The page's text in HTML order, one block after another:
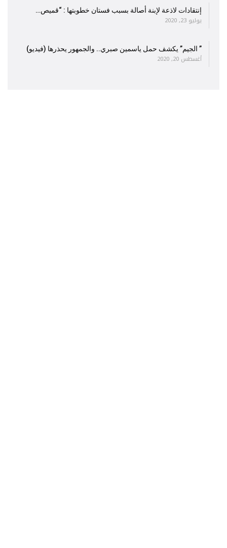
إنتقادات لاذعة لإبنة أصالة بسبب فستان خطوبتها : “قميص…
يوليو 23, 2020
” الجيم” يكشف حمل ياسمين صبري.. والجمهور يحذرها (فيديو)
أغسطس 20, 2020